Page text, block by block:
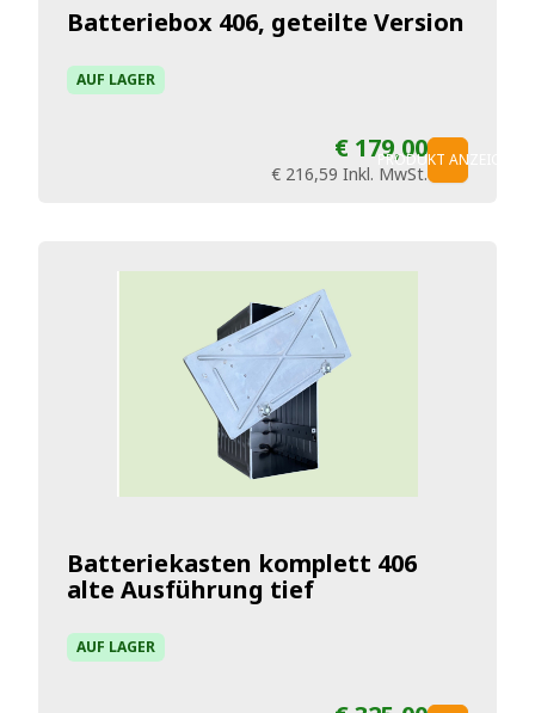
Batteriebox 406, geteilte Version
AUF LAGER
€ 179,00
€ 216,59 Inkl. MwSt.
PRODUKT ANZEIGEN
Batteriekasten komplett 406
alte Ausführung tief
AUF LAGER